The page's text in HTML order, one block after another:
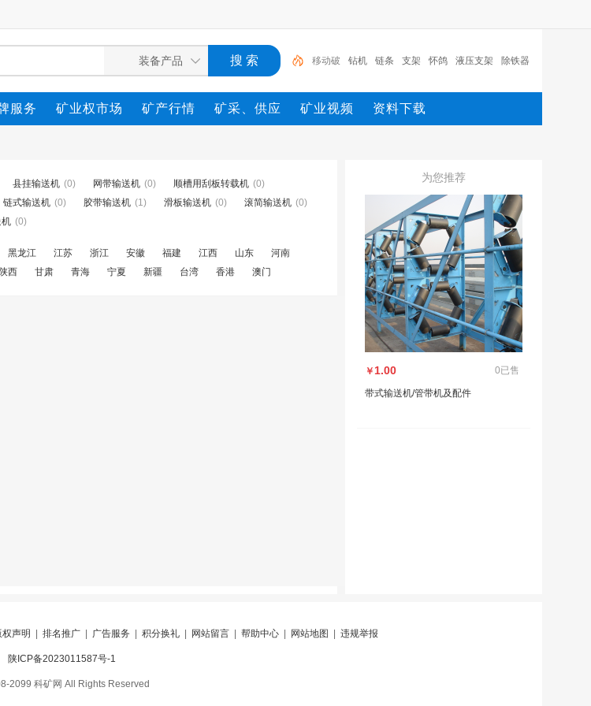
钻机 链条 支架 怀鸽 液压支架 除铁器 锚杆
电机 矿 移动破
服务 矿业权市场 矿产行情 矿采、供应 矿业视频 资料下载
县挂输送机 (0) 网带输送机 (0) 顺槽用刮板转载机 (0)
链式输送机 (0) 胶带输送机 (1) 滑板输送机 (0) 滚简输送机 (0)
机 (0)
黑龙江 江苏 浙江 安徽 福建 江西 山东
河南
陕西 甘肃 青海 宁夏 新疆 台湾 香港 澳门
为您推荐
￥ 1.00 0已售
带式输送机/管带机及配件
权声明 排名推广 广告服务 积分换礼 网站留言 帮助中心 网站地图 违规举报
陕ICP备2023011587号-1
2099 科矿网 All Rights Reserved